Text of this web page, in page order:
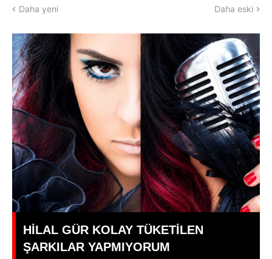
Daha yeni Daha eski
Dünya Yıldızı Antalya'da: ,Türkiye'ye
Transfer mi Oluyor?